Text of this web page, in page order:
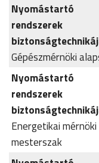
Nyomástartó
rendszerek
Gépészmérnöki
Nyomástartó
rendszerek
Energetikai mérnöki
mesterszak